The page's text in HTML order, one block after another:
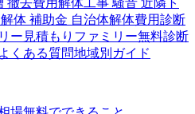
撤去費用解体工事 騒音 近隣ト
体 補助金 自治体解体費用診断
ー 見積もりファミリー無料診断
くある質問地域別ガイド